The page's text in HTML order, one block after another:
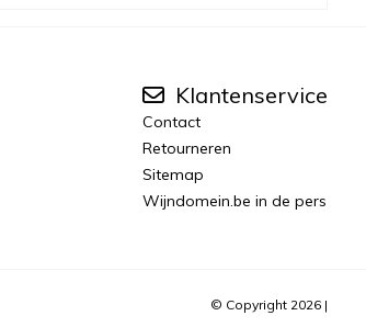
Klantenservice
Contact
Retourneren
Sitemap
Wijndomein.be in de pers
© Copyright 2026 |